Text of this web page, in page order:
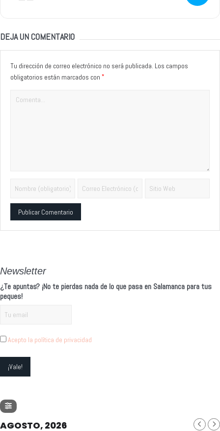
DEJA UN COMENTARIO
Tu dirección de correo electrónico no será publicada. Los campos
obligatorios están marcados con *
Newsletter
¿Te apuntas? ¡No te pierdas nada de lo que pasa en Salamanca para tus
peques!
Acepto la política de privacidad
AGOSTO, 2026